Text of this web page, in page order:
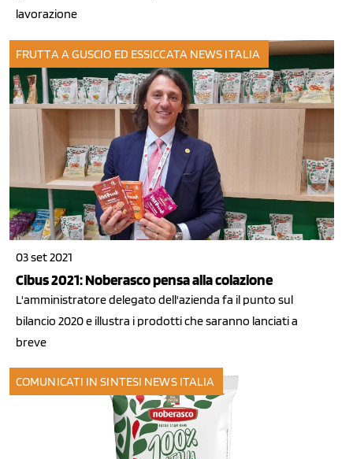
lavorazione
FRUTTA A GUSCIO ED ESSICCATA NEWS ITALIA
03 set 2021
Cibus 2021: Noberasco pensa alla colazione
L'amministratore delegato dell'azienda fa il punto sul
bilancio 2020 e illustra i prodotti che saranno lanciati a
breve
COMUNICATI IN SINTESI NEWS ITALIA